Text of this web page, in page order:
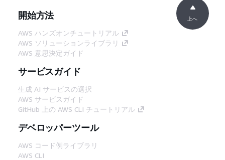
開始方法
AWS ハンズオンチュートリアル
AWS ソリューションライブラリ
AWS 意思決定ガイド
サービスガイド
生成 AI サービスの選択
AWS サービスガイド
GitHub 上の AWS CLI チュートリアル
デベロッパーツール
AWS コード例ライブラリ
AWS CLI
上へ